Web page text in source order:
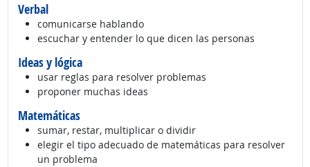
Verbal
comunicarse hablando
escuchar y entender lo que dicen las personas
Ideas y lógica
usar reglas para resolver problemas
proponer muchas ideas
Matemáticas
sumar, restar, multiplicar o dividir
elegir el tipo adecuado de matemáticas para resolver
un problema